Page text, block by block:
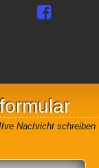
Nachricht schreiben